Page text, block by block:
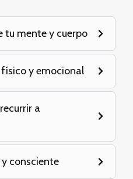
tu mente y cuerpo
y emocional
a
consciente